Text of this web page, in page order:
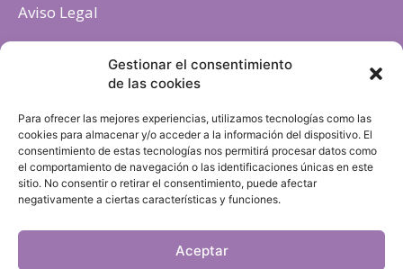
Gestionar el consentimiento
de las cookies
Para ofrecer las mejores experiencias, utilizamos tecnologías como las
cookies para almacenar y/o acceder a la información del dispositivo. El
consentimiento de estas tecnologías nos permitirá procesar datos como
el comportamiento de navegación o las identificaciones únicas en este
sitio. No consentir o retirar el consentimiento, puede afectar
negativamente a ciertas características y funciones.
Aceptar
Aviso Legal
Política de cookies